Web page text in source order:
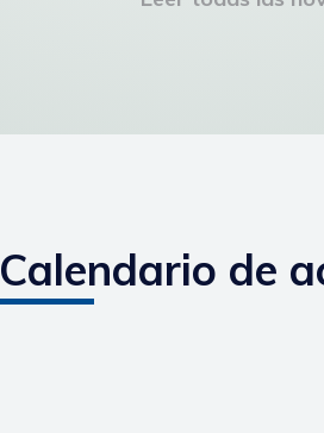
Calendario de